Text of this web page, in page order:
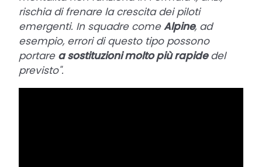
rischia di frenare la crescita dei piloti
emergenti. In squadre comeAlpine, ad
esempio, errori di questo tipo possono
portare a sostituzioni molto più rapidedel
previsto".